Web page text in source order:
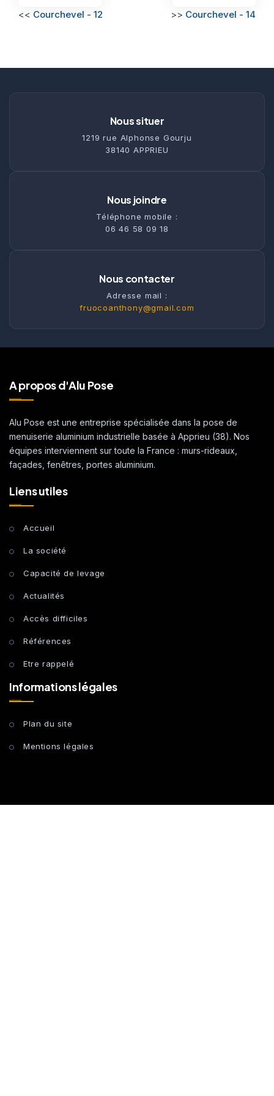
<< Courchevel - 12 >> Courchevel - 14
Nous situer
1219 rue Alphonse Gourju
38140 APPRIEU
Nous joindre
Téléphone mobile :
06 46 58 09 18
Nous contacter
Adresse mail :
fruocoanthony@gmail.com
A propos d'Alu Pose
Alu Pose est une entreprise spécialisée dans la pose de
menuiserie aluminium industrielle basée à Apprieu (38). Nos
équipes interviennent sur toute la France : murs-rideaux,
façades, fenêtres, portes aluminium.
Liens utiles
Accueil
La société
Capacité de levage
Actualités
Accès difficiles
Références
Etre rappelé
Informations légales
Plan du site
Mentions légales